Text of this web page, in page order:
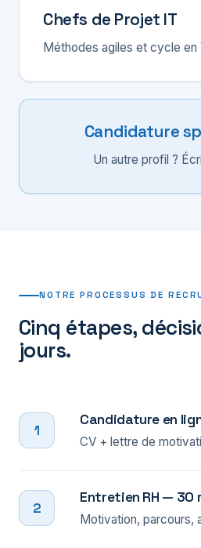
Chefs de Projet IT
Méthodes agiles et cycle en
Candidature
Un autre profil ?
NOTRE PROCESSUS DE
Cinq étapes,
jours.
1
Candidature en
CV + lettre de
2
Entretien RH — 30
Motivation, parcours,